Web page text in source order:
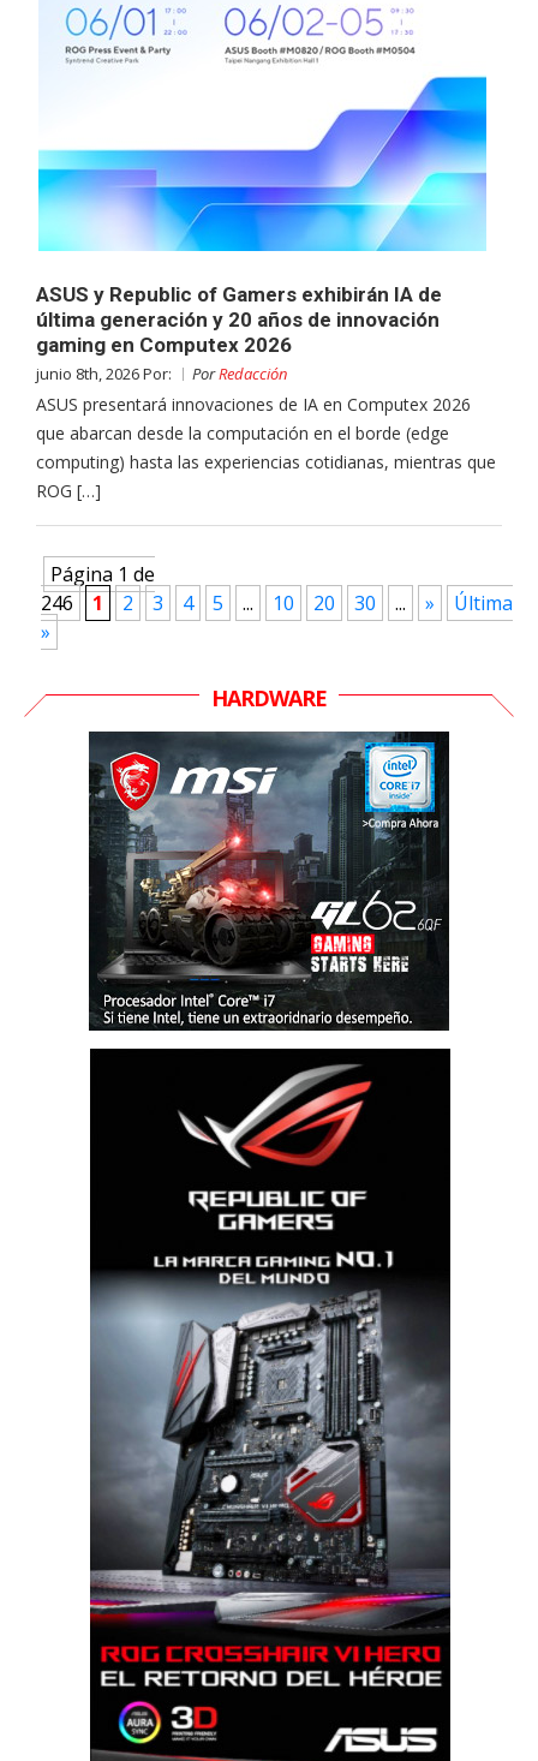
ASUS y Republic of Gamers exhibirán IA de
última generación y 20 años de innovación
gaming en Computex 2026
junio 8th, 2026 Por: PorRedacción
ASUS presentará innovaciones de IA en Computex 2026
que abarcan desde la computación en el borde (edge
computing) hasta las experiencias cotidianas, mientras que
ROG […]
Página 1 de
246
1 2 3 4 5 ... 10 20 30 ... »
Última
»
HARDWARE